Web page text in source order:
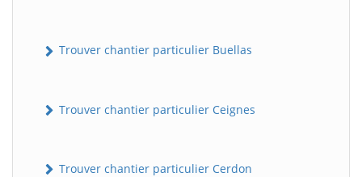
Trouver chantier particulier Buellas
Trouver chantier particulier Ceignes
Trouver chantier particulier Cerdon